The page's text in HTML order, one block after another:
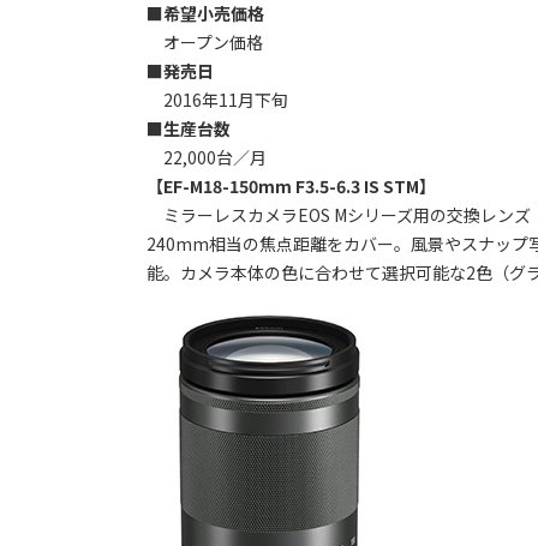
■希望小売価格
オープン価格
■発売日
2016年11月下旬
■生産台数
22,000台／月
【EF-M18-150mm F3.5-6.3 IS STM】
ミラーレスカメラEOS Mシリーズ用の交換レン
240mm相当の焦点距離をカバー。風景やスナップ
能。カメラ本体の色に合わせて選択可能な2色（